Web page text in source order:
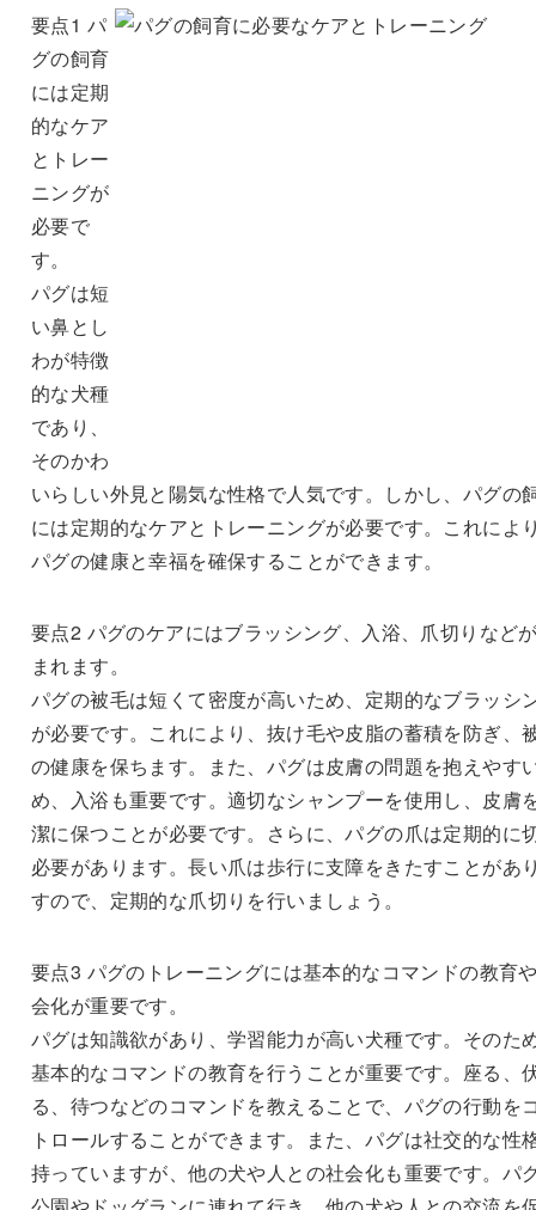
要点1 パ
グの飼育
には定期
的なケア
とトレー
ニングが
必要で
す。
パグは短
い鼻とし
わが特徴
的な犬種
であり、
そのかわ
いらしい外見と陽気な性格で人気です。しかし、パグの
には定期的なケアとトレーニングが必要です。これによ
パグの健康と幸福を確保することができます。
要点2 パグのケアにはブラッシング、入浴、爪切りなど
まれます。
パグの被毛は短くて密度が高いため、定期的なブラッシ
が必要です。これにより、抜け毛や皮脂の蓄積を防ぎ、
の健康を保ちます。また、パグは皮膚の問題を抱えやす
め、入浴も重要です。適切なシャンプーを使用し、皮膚
潔に保つことが必要です。さらに、パグの爪は定期的に
必要があります。長い爪は歩行に支障をきたすことがあ
すので、定期的な爪切りを行いましょう。
要点3 パグのトレーニングには基本的なコマンドの教育
会化が重要です。
パグは知識欲があり、学習能力が高い犬種です。そのた
基本的なコマンドの教育を行うことが重要です。座る、
る、待つなどのコマンドを教えることで、パグの行動を
トロールすることができます。また、パグは社交的な性
持っていますが、他の犬や人との社会化も重要です。パ